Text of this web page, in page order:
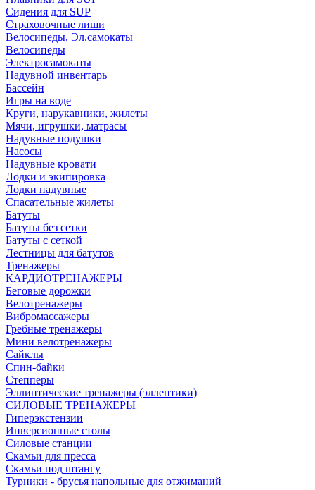
Сидения для SUP
Страховочные лиши
Велосипеды, Эл.самокаты
Велосипеды
Электросамокаты
Надувной инвентарь
Бассейн
Игры на воде
Круги, нарукавники, жилеты
Мячи, игрушки, матрасы
Надувные подушки
Насосы
Надувные кровати
Лодки и экипировка
Лодки надувные
Спасательные жилеты
Батуты
Батуты без сетки
Батуты с сеткой
Лестницы для батутов
Тренажеры
КАРДИОТРЕНАЖЕРЫ
Беговые дорожки
Велотренажеры
Вибромассажеры
Гребные тренажеры
Мини велотренажеры
Сайклы
Спин-байки
Степперы
Эллиптические тренажеры (эллептики)
СИЛОВЫЕ ТРЕНАЖЕРЫ
Гиперэкстензии
Инверсионные столы
Силовые станции
Скамьи для пресса
Скамьи под штангу
Турники - брусья напольные для отжиманий